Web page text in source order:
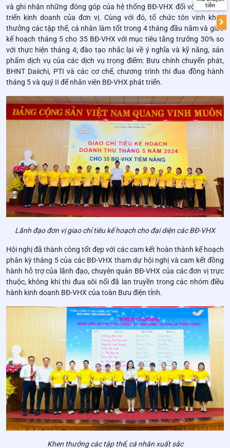
và ghi nhận những đóng góp của hệ thống BĐ-VHX đối với sự phát
triển kinh doanh của đơn vị. Cùng với đó, tổ chức tôn vinh khen
thưởng các tập thể, cá nhân làm tốt trong 4 tháng đầu năm và giao
kế hoạch tháng 5 cho 35 BĐ-VHX với mục tiêu tăng trưởng 30% so
với thực hiện tháng 4; đào tạo nhắc lại về ý nghĩa và kỹ năng, sản
phẩm dịch vụ của các dịch vụ trọng điểm: Bưu chính chuyển phát,
BHNT Daiichi, PTI và các cơ chế, chương trình thi đua đồng hành
tháng 5 và quý II để nhân viên BĐ-VHX phát triển.
Lãnh đạo đơn vị giao chỉ tiêu kế hoạch cho đại diện các BĐ-VHX
Hội nghị đã thành công tốt đẹp với các cam kết hoàn thành kế hoạch
phân kỳ tháng 5 của các BĐ-VHX tham dự hội nghị và cam kết đồng
hành hỗ trợ của lãnh đạo, chuyên quản BĐ-VHX của các đơn vị trực
thuộc, không khí thi đua sôi nổi đã lan truyền trong các nhóm điều
hành kinh doanh BĐ-VHX của toàn Bưu điện tỉnh.
Khen thưởng các tập thể, cá nhân xuất sắc
tiền